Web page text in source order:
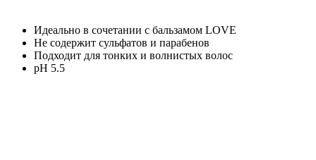
Идеально в сочетании с бальзамом LOVE
Не содержит сульфатов и парабенов
Подходит для тонких и волнистых волос
pH 5.5